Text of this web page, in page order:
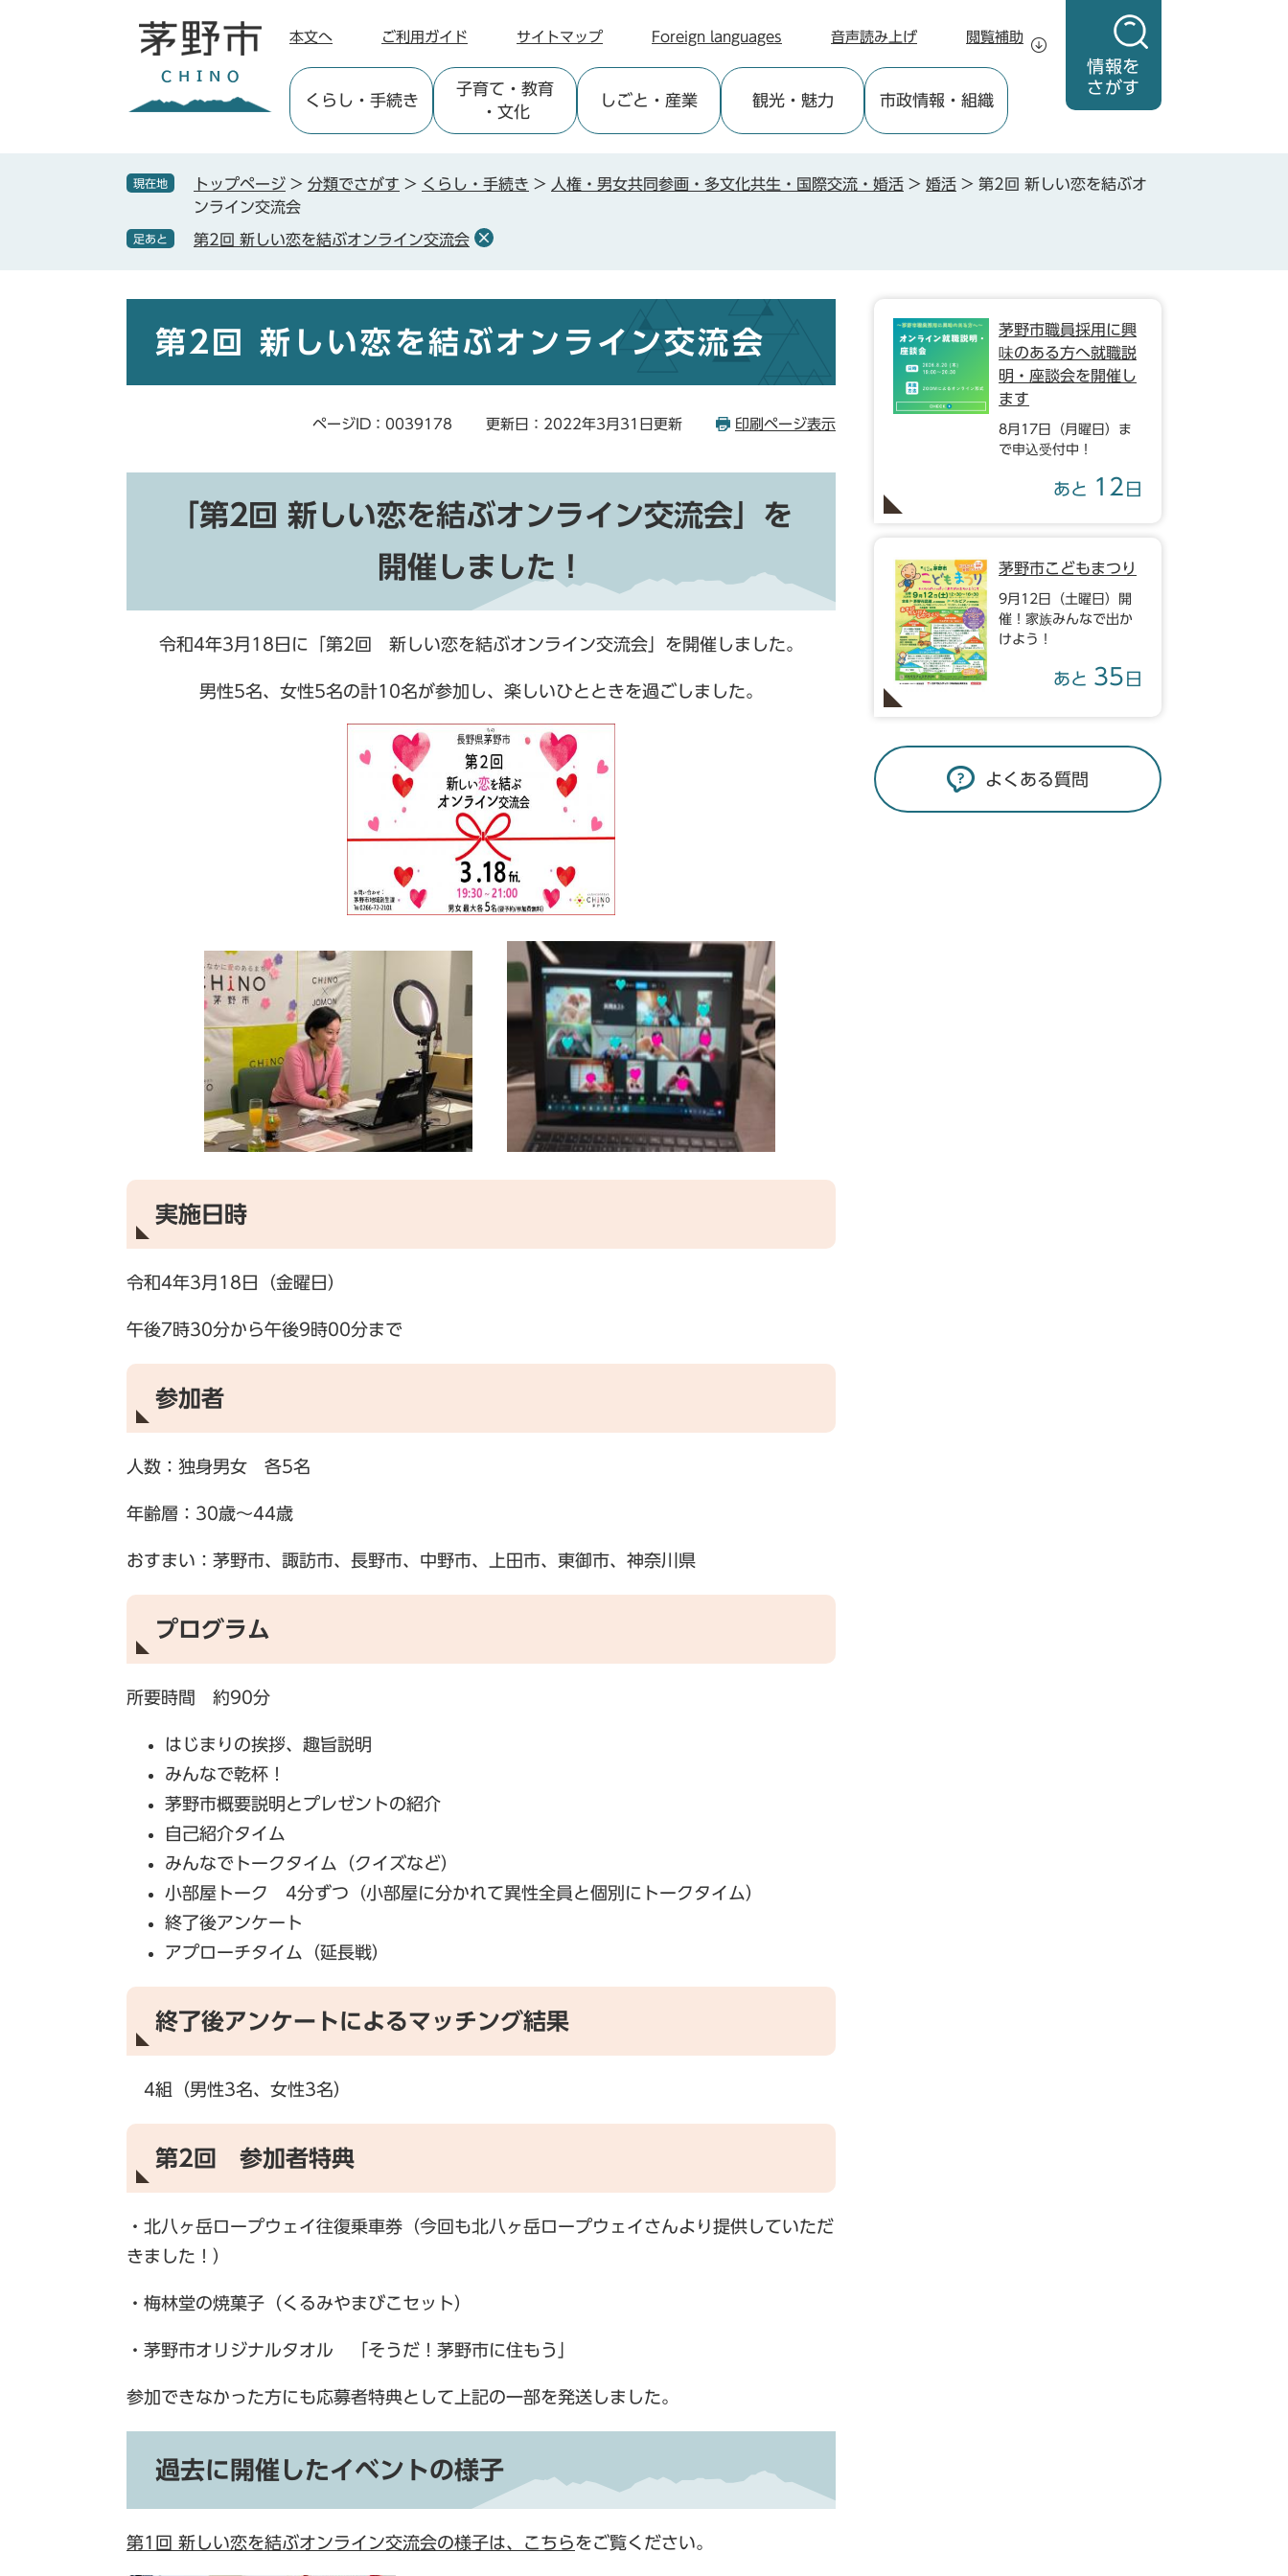
情報を
さがす
本文へ ご利用ガイド サイトマップ Foreign languages 音声読み上げ 閲覧補助
くらし ・手続き
子育て ・教育
・文化
しごと ・産業 観光・魅力 市政情報 ・組織
現在地 トップページ > 分類でさがす > くらし・手続き > 人権・男女共同参画・多文化共生・国際交流・婚活 > 婚活 > 第2回 新しい恋を結ぶオ
ンライン交流会
足あと 第2回 新しい恋を結ぶオンライン交流会
第2回 新しい恋を結ぶオンライン交流会
ページID：0039178 更新日：2022年3月31日更新 印刷ページ表示
「第2回 新しい恋を結ぶオンライン交流会」を
開催しました！
令和4年3月18日に「第2回 新しい恋を結ぶオンライン交流会」を開催しました。
男性5名、女性5名の計10名が参加し、楽しいひとときを過ごしました。
実施日時
令和4年3月18日（金曜日）
午後7時30分から午後9時00分まで
参加者
人数：独身男女 各5名
年齢層：30歳～44歳
おすまい：茅野市、諏訪市、長野市、中野市、上田市、東御市、神奈川県
プログラム
所要時間 約90分
はじまりの挨拶、趣旨説明
みんなで乾杯！
茅野市概要説明とプレゼントの紹介
自己紹介タイム
みんなでトークタイム（クイズなど）
小部屋トーク 4分ずつ（小部屋に分かれて異性全員と個別にトークタイム）
終了後アンケート
アプローチタイム（延長戦）
終了後アンケートによるマッチング結果
4組（男性3名、女性3名）
第2回 参加者特典
・北八ヶ岳ロープウェイ往復乗車券（今回も北八ヶ岳ロープウェイさんより提供していただ
きました！）
・梅林堂の焼菓子（くるみやまびこセット）
・茅野市オリジナルタオル 「そうだ！茅野市に住もう」
参加できなかった方にも応募者特典として上記の一部を発送しました。
過去に開催したイベントの様子
第1回 新しい恋を結ぶオンライン交流会の様子は、こちらをご覧ください。
茅野市職員採用に興
味のある方へ就職説
明・座談会を開催し
ます
8月17日（月曜日）ま
で申込受付中！
あと 12 日
茅野市こどもまつり
9月12日（土曜日）開
催！家族みんなで出か
けよう！
あと 35 日
よくある質問